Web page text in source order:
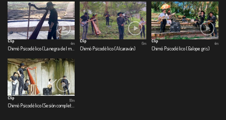
Clip
4m
Clip
Chimó Psicodélico (Alcaraván)
6m
Clip
Chimó Psicodélico (Galope gris)
4m
Clip
18m